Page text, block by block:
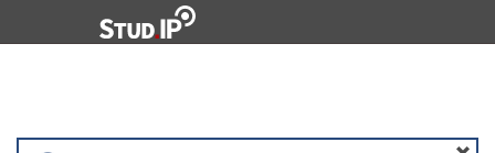
Hauptnavigation
Hauptseminar: 5825HS Real Life Security M. Sc. -